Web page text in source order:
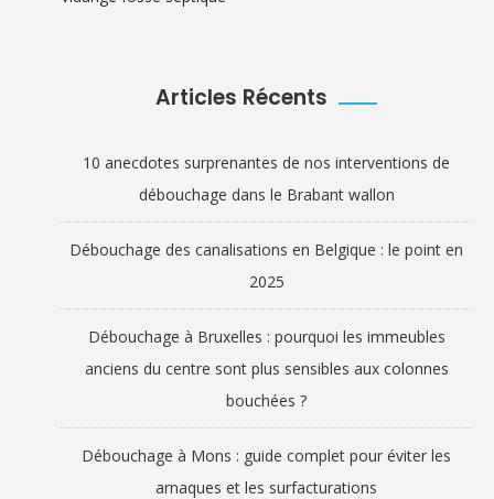
Articles Récents
10 anecdotes surprenantes de nos interventions de
débouchage dans le Brabant wallon
Débouchage des canalisations en Belgique : le point en
2025
Débouchage à Bruxelles : pourquoi les immeubles
anciens du centre sont plus sensibles aux colonnes
bouchées ?
Débouchage à Mons : guide complet pour éviter les
arnaques et les surfacturations